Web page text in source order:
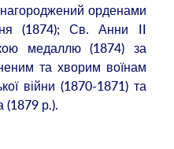
орденами
(1874); Св. Анни II
медаллю (1874) за
та хворим воїнам
війни (1870-1871) та
(1879 р.).